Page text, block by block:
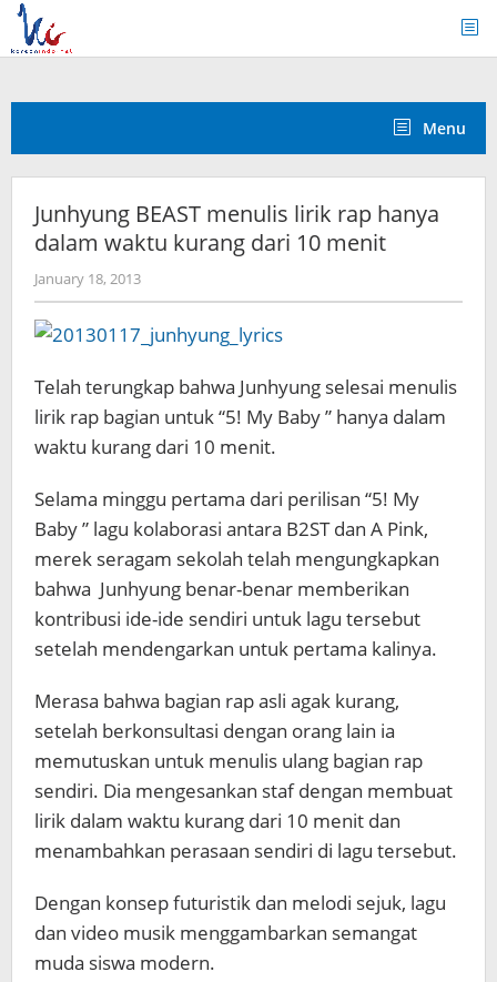
Skip
content
Menu
Junhyung BEAST menulis lirik rap hanya
dalam waktu kurang dari 10 menit
January 18, 2013by
Koreanindo
Telah terungkap bahwa Junhyung selesai menulis
lirik rap bagian untuk “5! My Baby ” hanya dalam
waktu kurang dari 10 menit.
Selama minggu pertama dari perilisan “5! My
Baby ” lagu kolaborasi antara B2ST dan A Pink,
merek seragam sekolah telah mengungkapkan
bahwa Junhyung benar-benar memberikan
kontribusi ide-ide sendiri untuk lagu tersebut
setelah mendengarkan untuk pertama kalinya.
Merasa bahwa bagian rap asli agak kurang,
setelah berkonsultasi dengan orang lain ia
memutuskan untuk menulis ulang bagian rap
sendiri. Dia mengesankan staf dengan membuat
lirik dalam waktu kurang dari 10 menit dan
menambahkan perasaan sendiri di lagu tersebut.
Dengan konsep futuristik dan melodi sejuk, lagu
dan video musik menggambarkan semangat
muda siswa modern.